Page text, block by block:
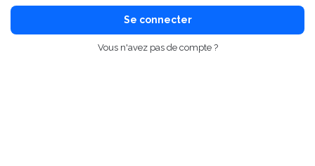
Se connecter
Vous n'avez pas de compte ?